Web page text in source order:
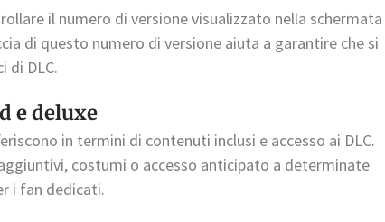
il numero di versione visualizzato nella schermata
di questo numero di versione aiuta a garantire che si
di DLC.
e deluxe
in termini di contenuti inclusi e accesso ai DLC.
costumi o accesso anticipato a determinate
i fan dedicati.